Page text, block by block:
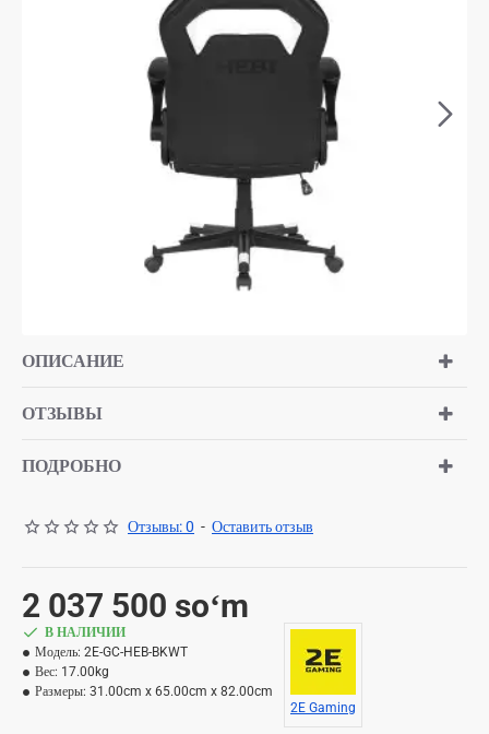
ОПИСАНИЕ
ОТЗЫВЫ
ПОДРОБНО
Отзывы: 0 - Оставить отзыв
2 037 500 soʻm
В НАЛИЧИИ
Модель: 2E-GC-HEB-BKWT
Вес: 17.00kg
Размеры: 31.00cm x 65.00cm x 82.00cm
2E Gaming